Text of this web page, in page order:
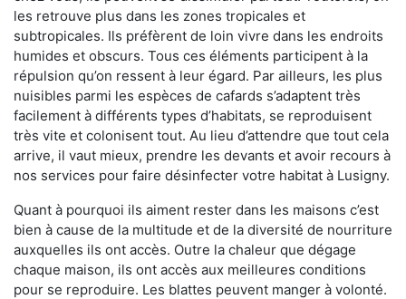
les retrouve plus dans les zones tropicales et
subtropicales. Ils préfèrent de loin vivre dans les endroits
humides et obscurs. Tous ces éléments participent à la
répulsion qu’on ressent à leur égard. Par ailleurs, les plus
nuisibles parmi les espèces de cafards s’adaptent très
facilement à différents types d’habitats, se reproduisent
très vite et colonisent tout. Au lieu d’attendre que tout cela
arrive, il vaut mieux, prendre les devants et avoir recours à
nos services pour faire désinfecter votre habitat à Lusigny.
Quant à pourquoi ils aiment rester dans les maisons c’est
bien à cause de la multitude et de la diversité de nourriture
auxquelles ils ont accès. Outre la chaleur que dégage
chaque maison, ils ont accès aux meilleures conditions
pour se reproduire. Les blattes peuvent manger à volonté.